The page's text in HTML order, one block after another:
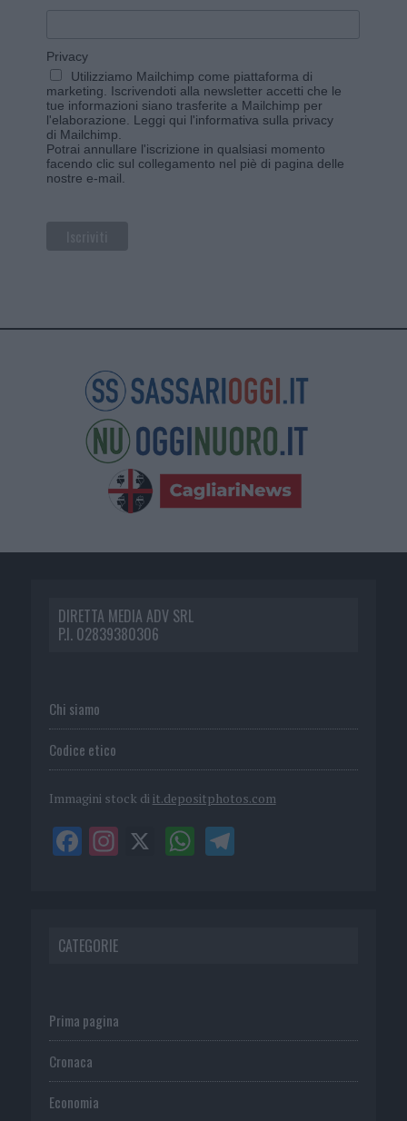
Privacy
Utilizziamo Mailchimp come piattaforma di
marketing. Iscrivendoti alla newsletter accetti che le
tue informazioni siano trasferite a Mailchimp per
l'elaborazione. Leggi qui l'informativa sulla privacy
di Mailchimp
Potrai annullare l'iscrizione in qualsiasi momento
facendo clic sul collegamento nel piè di pagina delle
nostre e-mail.
DIRETTA MEDIA ADV SRL
P.I. 02839380306
Chi siamo
Codice etico
Immagini stock di it.depositphotos.com
CATEGORIE
Prima pagina
Cronaca
Economia